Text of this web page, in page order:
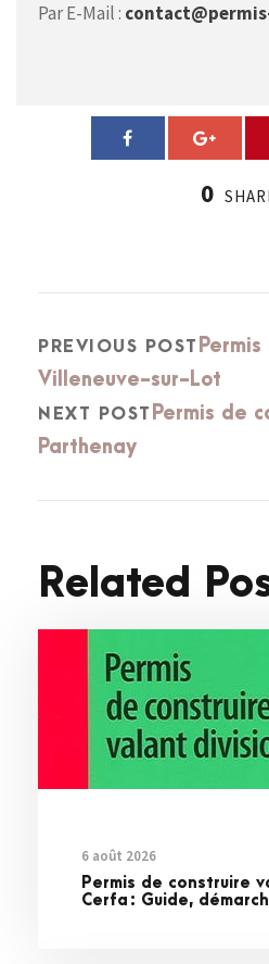
Par E-Mail :
0
PREVIOUS POST
Villeneuve-sur-Lot
NEXT POST Permis de
Parthenay
Related
6 août 2026
Permis de construire
Cerfa : Guide,